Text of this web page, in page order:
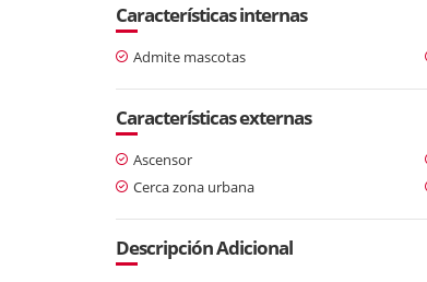
Características internas
Admite mascotas
Características externas
Ascensor
Cerca zona urbana
Descripción Adicional